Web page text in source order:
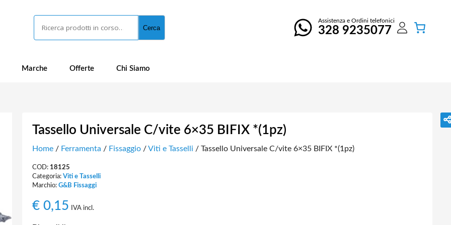
Cerca
Assistenza e Ordini telefonici
328 9235077
Marche Offerte Chi Siamo
Tassello Universale C/vite 6×35 BIFIX *(1pz)
Home/ Ferramenta / Fissaggio/Viti e Tasselli / Tassello Universale C/vite 6×35 BIFIX *(1pz)
COD: 18125
Categoria: Viti e Tasselli
Marchio: G&B Fissaggi
€0,15 IVA incl.